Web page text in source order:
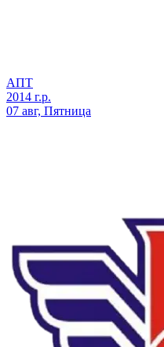
АПТ
2014 г.р.
07 авг, Пятница